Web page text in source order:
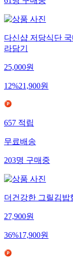
61명구매중
다신샵 저당식단
라담기
25,000원
12%21,900원
657적립
무료배송
203명구매중
더건강한 그릴김밥
27,900원
36%17,900원